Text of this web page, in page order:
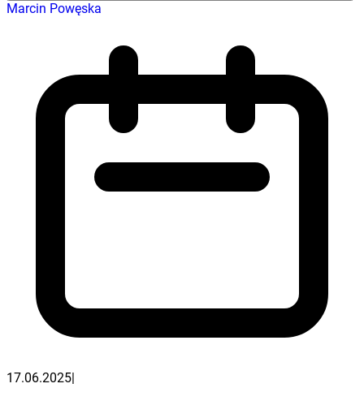
Marcin Powęska
17.06.2025